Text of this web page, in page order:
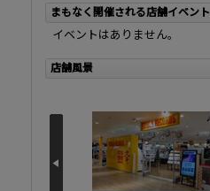
まもなく開催される店舗イベント
イベントはありません。
店舗風景